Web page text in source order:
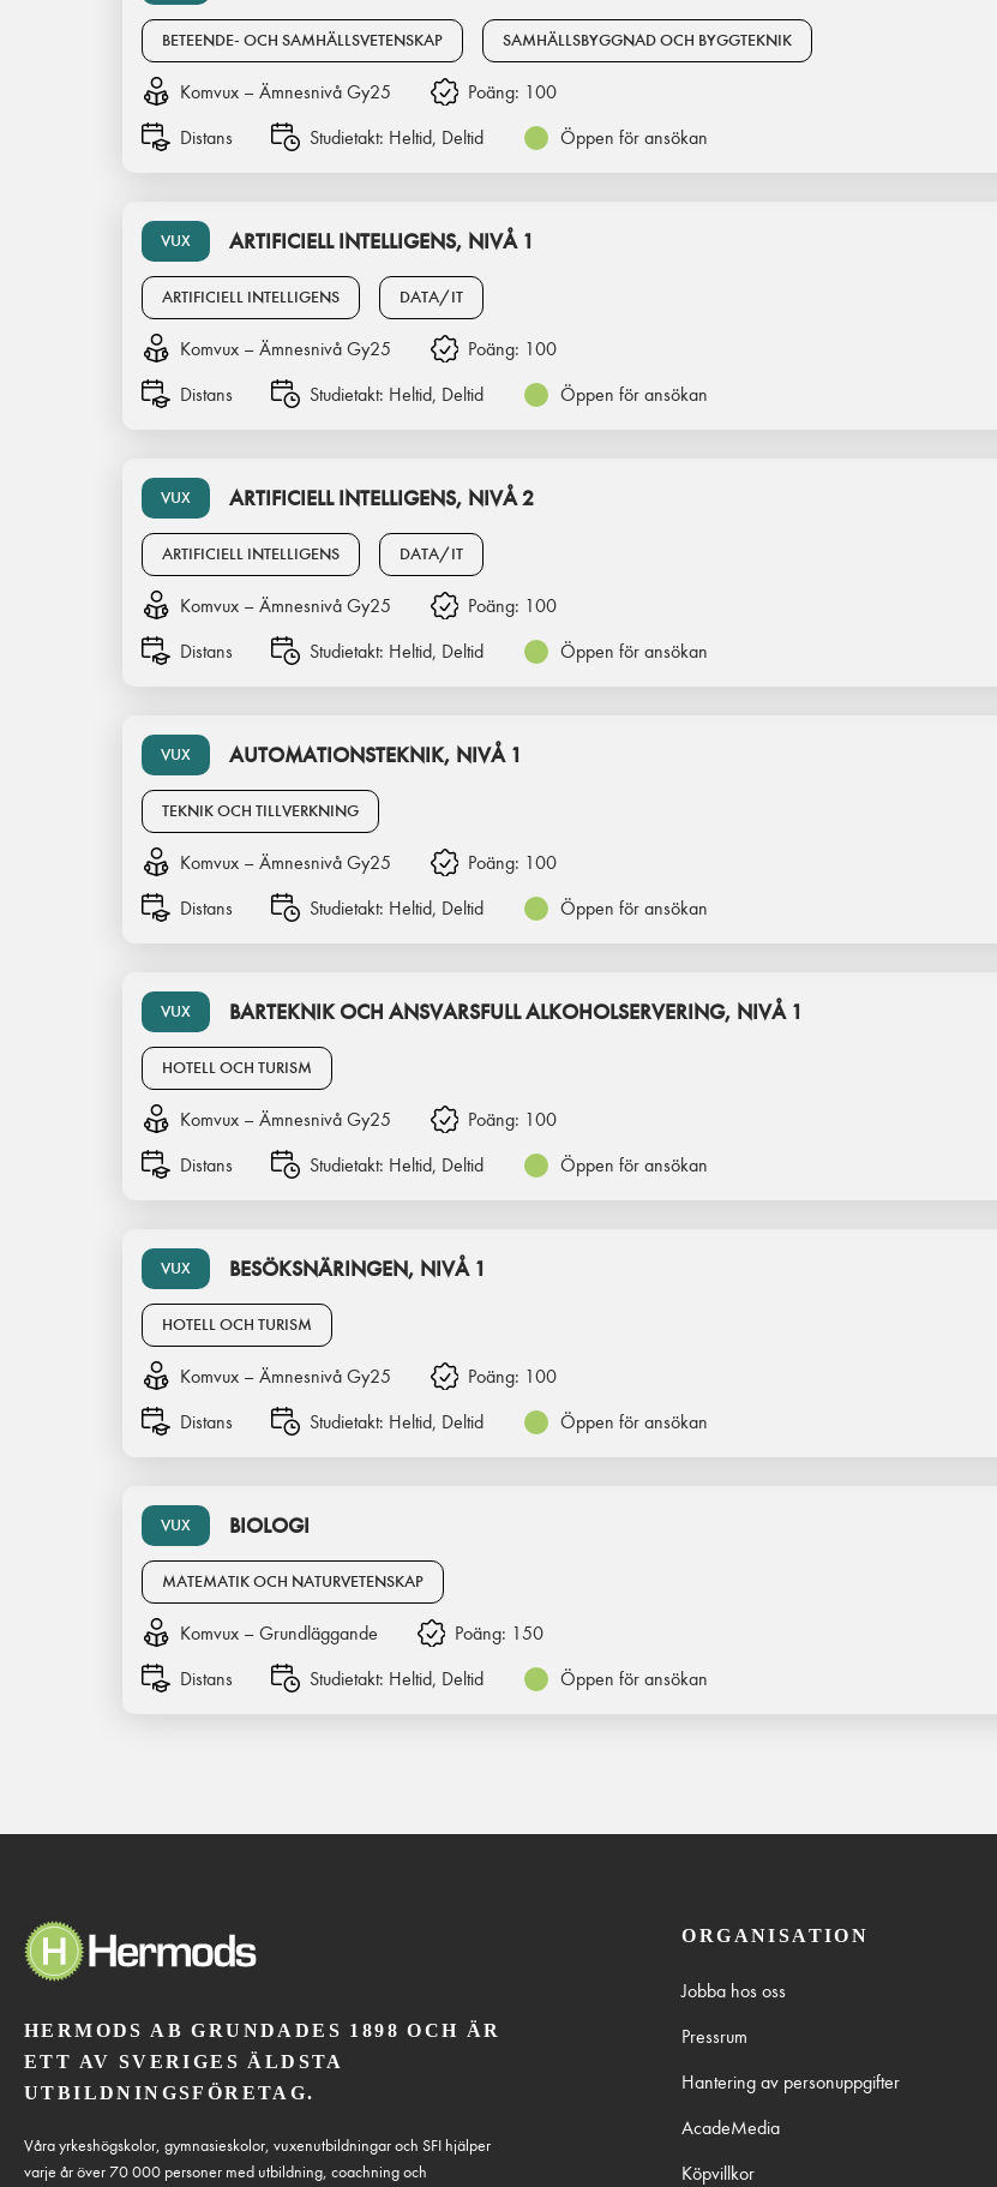
BETEENDE- OCH SAMHÄLLSVETENSKAP SAMHÄLLSBYGGNAD OCH BYGGTEKNIK
Komvux – Ämnesnivå Gy25 Poäng: 100
Distans
Studietakt: Heltid, Deltid Öppen för ansökan
VUX ARTIFICIELL INTELLIGENS, NIVÅ 1
ARTIFICIELL INTELLIGENS DATA/IT
Komvux – Ämnesnivå Gy25 Poäng: 100
Distans
Studietakt: Heltid, Deltid Öppen för ansökan
VUX ARTIFICIELL INTELLIGENS, NIVÅ 2
ARTIFICIELL INTELLIGENS DATA/IT
Komvux – Ämnesnivå Gy25 Poäng: 100
Distans
Studietakt: Heltid, Deltid Öppen för ansökan
VUX AUTOMATIONSTEKNIK, NIVÅ 1
TEKNIK OCH TILLVERKNING
Komvux – Ämnesnivå Gy25 Poäng: 100
Distans
Studietakt: Heltid, Deltid Öppen för ansökan
VUX BARTEKNIK OCH ANSVARSFULL ALKOHOLSERVERING, NIVÅ 1
HOTELL OCH TURISM
Komvux – Ämnesnivå Gy25 Poäng: 100
Distans
Studietakt: Heltid, Deltid Öppen för ansökan
VUX BESÖKSNÄRINGEN, NIVÅ 1
HOTELL OCH TURISM
Komvux – Ämnesnivå Gy25 Poäng: 100
Distans
Studietakt: Heltid, Deltid Öppen för ansökan
VUX BIOLOGI
MATEMATIK OCH NATURVETENSKAP
Komvux – Grundläggande Poäng: 150
Distans
Studietakt: Heltid, Deltid Öppen för ansökan
HERMODS AB GRUNDADES 1898 OCH ÄR
ETT AV SVERIGES ÄLDSTA
UTBILDNINGSFÖRETAG.
Våra yrkeshögskolor, gymnasieskolor, vuxenutbildningar och SFI hjälper
varje år över 70 000 personer med utbildning, coachning och
ORGANISATION
Jobba hos oss
Pressrum
Hantering av personuppgifter
AcadeMedia
Köpvillkor